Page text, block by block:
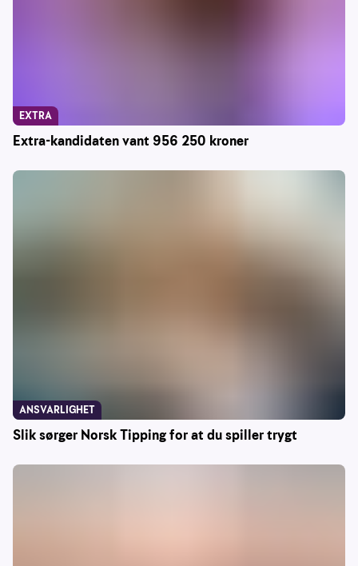
Extra-kandidaten vant 956 250 kroner
EXTRA
Slik sørger Norsk Tipping for at du spiller trygt
ANSVARLIGHET